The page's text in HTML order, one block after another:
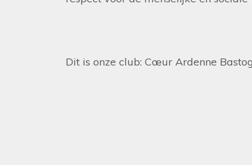
Dit is onze club: Cœur Ardenne